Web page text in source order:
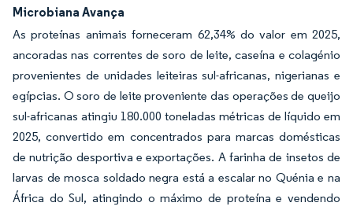
Microbiana Avança
As proteínas animais forneceram 62,34% do valor em 2025,
ancoradas nas correntes de soro de leite, caseína e colagénio
provenientes de unidades leiteiras sul-africanas, nigerianas e
egípcias. O soro de leite proveniente das operações de queijo
sul-africanas atingiu 180.000 toneladas métricas de líquido em
2025, convertido em concentrados para marcas domésticas
de nutrição desportiva e exportações. A farinha de insetos de
larvas de mosca soldado negra está a escalar no Quénia e na
África do Sul, atingindo o máximo de proteína e vendendo